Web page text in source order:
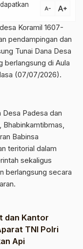
text_decrease text_increase
Koramil 1607-
pendampingan dan
Tunai Dana Desa
berlangsung di Aula
(07/07/2026).
Padesa dan
Bhabinkamtibmas,
Babinsa
teritorial dalam
sekaligus
berlangsung secara
dan Kantor
TNI Polri
Api